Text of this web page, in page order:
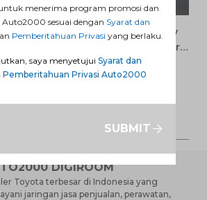
dan
Lebih
7 Keunggulan Mobil SUV
Dibanding MPV yang Perlu
Anda Ketahui
7 Ags 2026
DIGIROOM
Toyota terbesar di Indonesia yang
jaringan jasa penjualan, perawatan,
menerima program promosi dan
Auto2000 sesuai dengan Syarat dan
Pemberitahuan Privasi yang berlaku.
saya menyetujui Syarat dan
Pemberitahuan Privasi Auto2000
SUBMIT